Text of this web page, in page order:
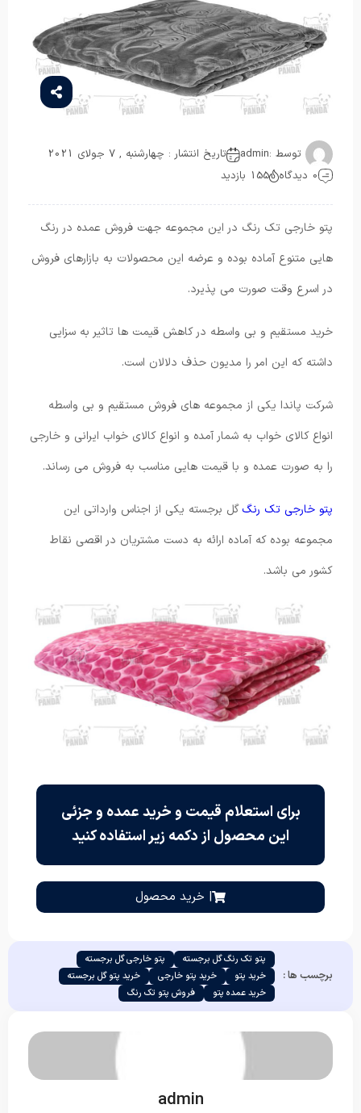
توسط :admin
تاریخ انتشار : چهارشنبه , 7 جولای 2021
0 دیدگاه
155 بازدید
پتو خارجی تک رنگ در این مجموعه جهت فروش عمده در رنگ
هایی متنوع آماده بوده و عرضه این محصولات به بازارهای فروش
در اسرع وقت صورت می پذیرد.
خرید مستقیم و بی واسطه در کاهش قیمت ها تاثیر به سزایی
داشته که این امر را مدیون حذف دلالان است.
شرکت پاندا یکی از مجموعه های فروش مستقیم و بی واسطه
انواع کالای خواب به شمار آمده و انواع کالای خواب ایرانی و خارجی
را به صورت عمده و با قیمت هایی مناسب به فروش می رساند.
پتو خارجی تک رنگگل برجسته یکی از اجناس وارداتی این
مجموعه بوده که آماده ارائه به دست مشتریان در اقصی نقاط
کشور می باشد.
برای استعلام قیمت و خرید عمده و جزئی
این محصول از دکمه زیر استفاده کنید
| خرید محصول
برچسب ها :
پتو تک رنگ گل برجسته
پتو خارجی گل برجسته
خرید پتو
خرید پتو خارجی
خرید پتو گل برجسته
خرید عمده پتو
فروش پتو تک رنگ
admin